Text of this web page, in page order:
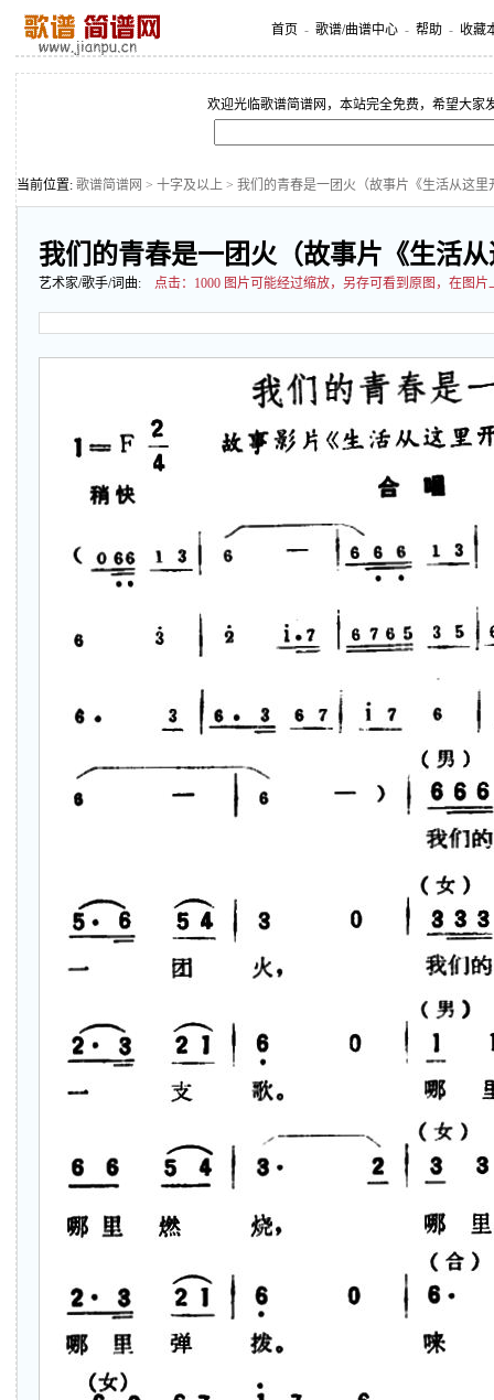
首页 - 歌谱/曲谱中心 - 帮助 - 收藏
欢迎光临歌谱简谱网，本站完全免费，希望大家
当前位置: 歌谱简谱网 > 十字及以上 > 我们的青春是一团火（故事片《生活从这里
我们的青春是一团火（故事片《生活
艺术家/歌手/词曲: 点击： 1000 图片可能经过缩放，另存可看到原图，在图